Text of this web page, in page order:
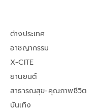
ต่างประเทศ
อาชญากรรม
X-CITE
ยานยนต์
สาธารณสุข-คุณภาพชีวิต
บันเทิง